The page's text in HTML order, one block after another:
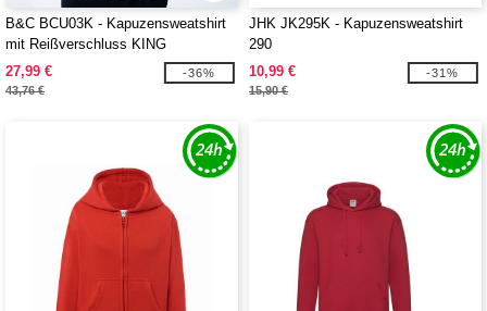
B&C BCU03K - Kapuzensweatshirt
mit Reißverschluss KING
27,99 €
43,76 €
-36%
JHK JK295K - Kapuzensweatshirt
290
10,99 €
15,90 €
-31%